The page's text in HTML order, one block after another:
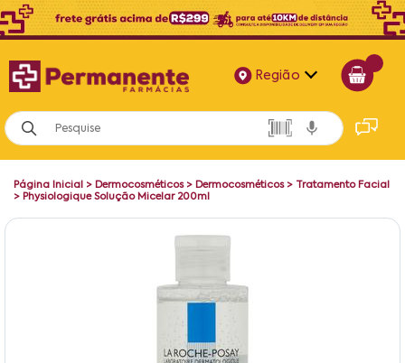
Região
Alagoas
Bahia
Página Inicial > Dermocosméticos> Dermocosméticos> Tratamento Facial
> Physiologique Solução Micelar 200ml